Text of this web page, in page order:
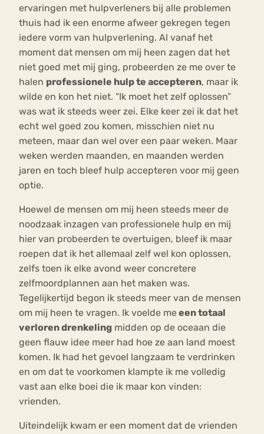
ervaringen met hulpverleners bij alle problemen
thuis had ik een enorme afweer gekregen tegen
iedere vorm van hulpverlening. Al vanaf het
moment dat mensen om mij heen zagen dat het
niet goed met mij ging, probeerden ze me over te
halen professionele hulp te accepteren, maar ik
wilde en kon het niet. “Ik moet het zelf oplossen”
was wat ik steeds weer zei. Elke keer zei ik dat het
echt wel goed zou komen, misschien niet nu
meteen, maar dan wel over een paar weken. Maar
weken werden maanden, en maanden werden
jaren en toch bleef hulp accepteren voor mij geen
optie.
Hoewel de mensen om mij heen steeds meer de
noodzaak inzagen van professionele hulp en mij
hier van probeerden te overtuigen, bleef ik maar
roepen dat ik het allemaal zelf wel kon oplossen,
zelfs toen ik elke avond weer concretere
zelfmoordplannen aan het maken was.
Tegelijkertijd begon ik steeds meer van de mensen
om mij heen te vragen. Ik voelde meeen totaal
verloren drenkeling midden op de oceaan die
geen flauw idee meer had hoe ze aan land moest
komen. Ik had het gevoel langzaam te verdrinken
en om dat te voorkomen klampte ik me volledig
vast aan elke boei die ik maar kon vinden:
vrienden.
Uiteindelijk kwam er een moment dat de vrienden